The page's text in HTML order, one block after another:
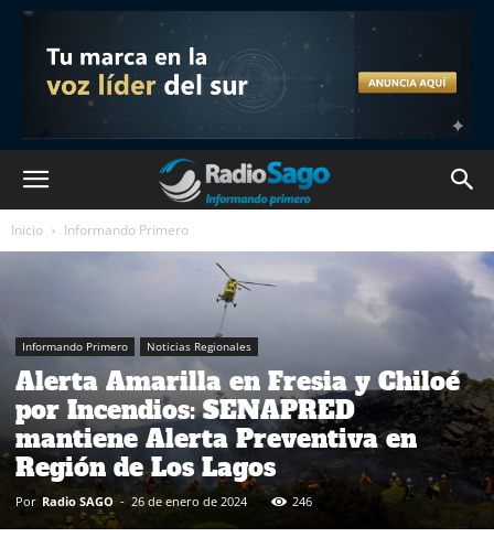
Inicio Informando Primero
Informando Primero Noticias Regionales
Alerta Amarilla en Fresia y Chiloé
por Incendios: SENAPRED
mantiene Alerta Preventiva en
Región de Los Lagos
Por Radio SAGO - 26 de enero de 2024 246